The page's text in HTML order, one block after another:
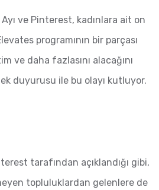
Ayı ve Pinterest, kadınlara ait on
programının bir parçası
ve daha fazlasını alacağını
duyurusu ile bu olayı kutluyor.
tarafından açıklandığı gibi,
topluluklardan gelenlere de